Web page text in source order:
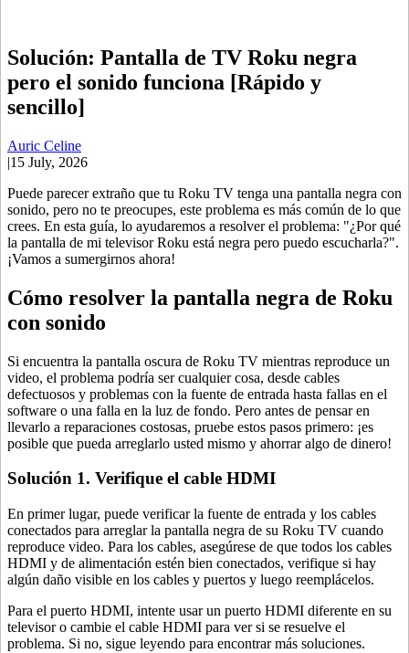
Solución: Pantalla de TV Roku negra
pero el sonido funciona [Rápido y
sencillo]
Auric Celine
|15 July, 2026
Puede parecer extraño que tu Roku TV tenga una pantalla negra con
sonido, pero no te preocupes, este problema es más común de lo que
crees. En esta guía, lo ayudaremos a resolver el problema: "¿Por qué
la pantalla de mi televisor Roku está negra pero puedo escucharla?".
¡Vamos a sumergirnos ahora!
Cómo resolver la pantalla negra de Roku
con sonido
Si encuentra la pantalla oscura de Roku TV mientras reproduce un
video, el problema podría ser cualquier cosa, desde cables
defectuosos y problemas con la fuente de entrada hasta fallas en el
software o una falla en la luz de fondo. Pero antes de pensar en
llevarlo a reparaciones costosas, pruebe estos pasos primero: ¡es
posible que pueda arreglarlo usted mismo y ahorrar algo de dinero!
Solución 1. Verifique el cable HDMI
En primer lugar, puede verificar la fuente de entrada y los cables
conectados para arreglar la pantalla negra de su Roku TV cuando
reproduce video. Para los cables, asegúrese de que todos los cables
HDMI y de alimentación estén bien conectados, verifique si hay
algún daño visible en los cables y puertos y luego reemplácelos.
Para el puerto HDMI, intente usar un puerto HDMI diferente en su
televisor o cambie el cable HDMI para ver si se resuelve el
problema. Si no, sigue leyendo para encontrar más soluciones.